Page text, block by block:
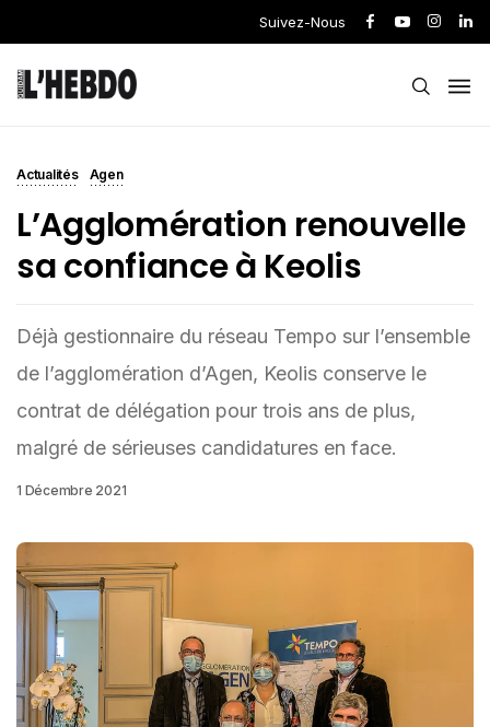
Suivez-Nous
Actualités Agen
L’Agglomération renouvelle
sa confiance à Keolis
Déjà gestionnaire du réseau Tempo sur l’ensemble
de l’agglomération d’Agen, Keolis conserve le
contrat de délégation pour trois ans de plus,
malgré de sérieuses candidatures en face.
1 Décembre 2021